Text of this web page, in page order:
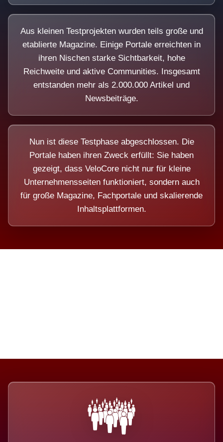
Aus kleinen Testprojekten wurden teils große und
etablierte Magazine. Einige Portale erreichten in
ihren Nischen starke Sichtbarkeit, hohe
Reichweite und aktive Communities. Insgesamt
entstanden mehr als 2.000.000 Artikel und
Newsbeiträge.
Nun ist diese Testphase abgeschlossen. Die
Portale haben ihren Zweck erfüllt: Sie haben
gezeigt, dass VeloCore nicht nur für kleine
Unternehmensseiten funktioniert, sondern auch
für große Magazine, Fachportale und skalierende
Inhaltsplattformen.